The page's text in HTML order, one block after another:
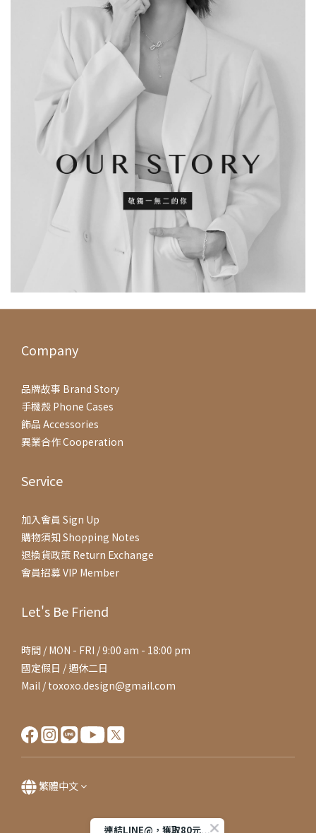
Company
品牌故事 Brand Story
手機殼 Phone Cases
飾品 Accessories
異業合作 Cooperation
Service
加入會員 Sign Up
購物須知 Shopping Notes
退換貨政策 Return Exchange
會員招募 VIP Member
Let's Be Friend
時間 / MON - FRI / 9:00 am - 18:00 pm
國定假日 / 週休二日
Mail / toxoxo.design@gmail.com
繁體中文
連結LINE@，獲取80元購物金